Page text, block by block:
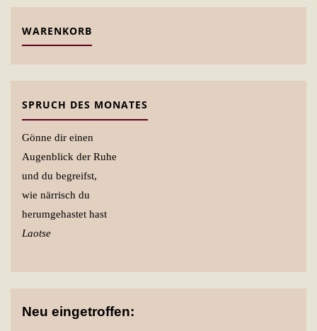
WARENKORB
SPRUCH DES MONATES
Gönne dir einen
Augenblick der Ruhe
und du begreifst,
wie närrisch du
herumgehastet hast
Laotse
Neu eingetroffen: